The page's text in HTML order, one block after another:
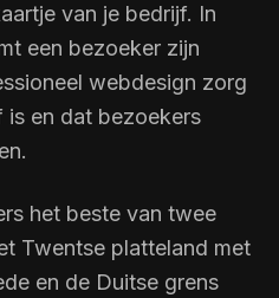
van je bedrijf. In
een bezoeker zijn
webdesign zorg
is en dat bezoekers
het beste van twee
Twentse platteland met
en de Duitse grens